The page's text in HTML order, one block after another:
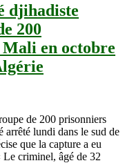
djihadiste
200
en octobre
de 200 prisonniers
arrêté lundi dans le sud de
que la capture a eu
Le criminel, âgé de 32